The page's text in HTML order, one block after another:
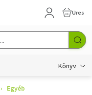
Üres
Könyv
Egyéb